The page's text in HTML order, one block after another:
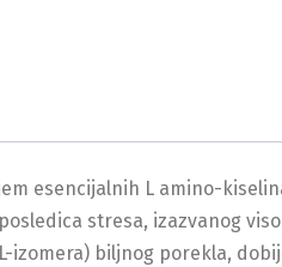
esencijalnih L amino-
stresa, izazvanog
izomera) biljnog porekla,